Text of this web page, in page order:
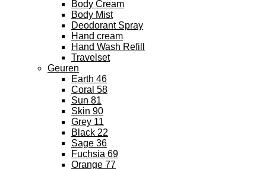
Body Cream
Body Mist
Deodorant Spray
Hand cream
Hand Wash Refill
Travelset
Geuren
Earth 46
Coral 58
Sun 81
Skin 90
Grey 11
Black 22
Sage 36
Fuchsia 69
Orange 77